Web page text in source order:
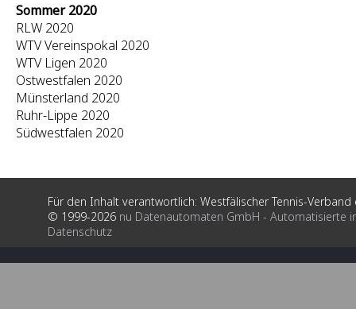
Sommer 2020
RLW 2020
WTV Vereinspokal 2020
WTV Ligen 2020
Ostwestfalen 2020
Münsterland 2020
Ruhr-Lippe 2020
Südwestfalen 2020
Für den Inhalt verantwortlich: Westfälischer Tennis-Verband
© 1999-2026 nu Datenautomaten GmbH - Automatisierte
Datenschutz